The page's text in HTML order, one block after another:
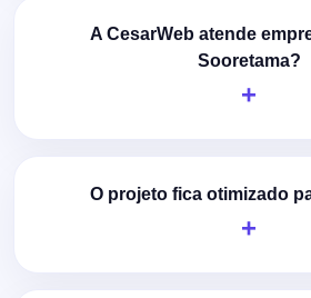
A CesarWeb atende
Sooretama?
O projeto fica otimizado